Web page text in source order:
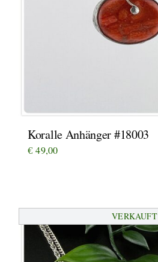
Koralle Anhänger #18003
€ 49,00
VERKAUFT